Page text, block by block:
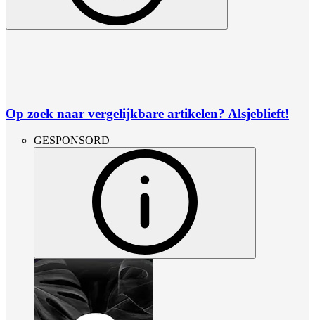
Op zoek naar vergelijkbare artikelen? Alsjeblieft!
GESPONSORD